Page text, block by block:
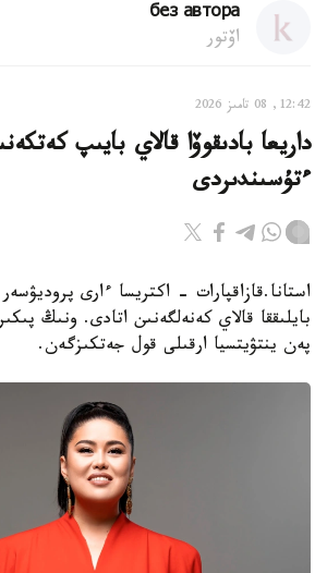
без автора
اۆتور
12:42, 08 تامىز 2026
داريعا بادىقوۆا قالاي بايىپ
ءتۇسىندىردى
استانا.قازاقپارات - اكتريسا ءارى پروديۋسەر
بايلىققا قالاي كەنەلگەنىن اتادى. ونىڭ
پەن ينتۋيتسيا ارقىلى قول جەتكىزگەن.